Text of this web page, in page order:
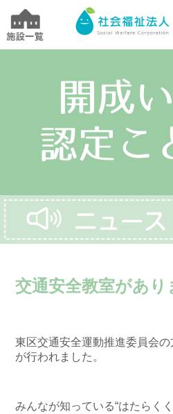
交通安全教室があ
東区交通安全運動推進委員会
が行われました。
みんなが知っている“はたらく